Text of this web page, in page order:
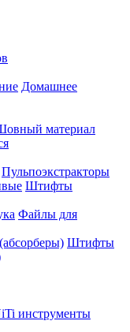
Домашнее
материал
Пульпоэкстракторы
Штифты
Файлы для
Штифты
инструменты